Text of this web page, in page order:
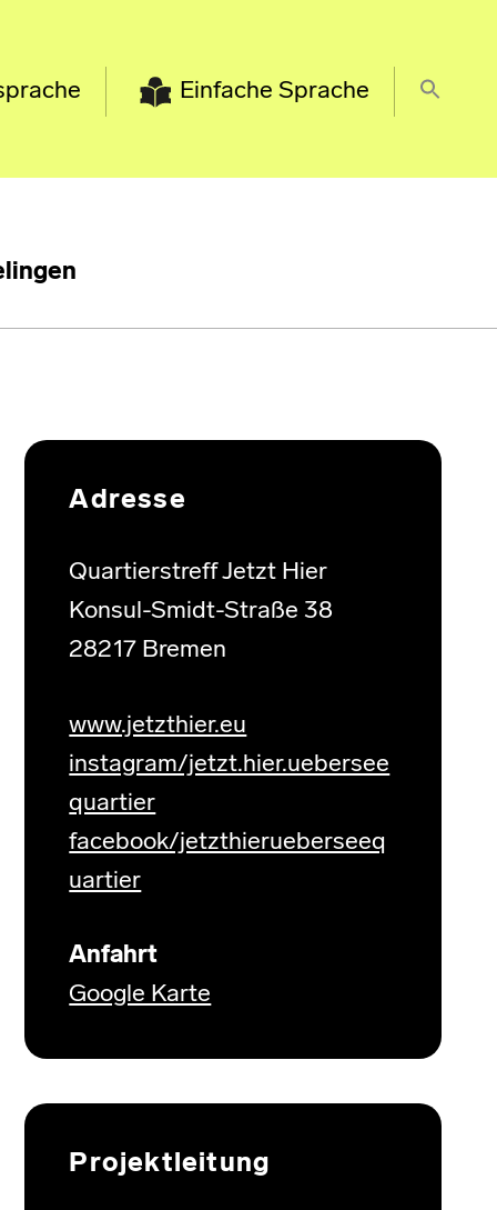
Einfache Sprache
Adresse
Quartierstreff Jetzt Hier
Konsul-Smidt-Straße 38
28217 Bremen
www.jetzthier.eu
instagram/jetzt.hier.uebersee
quartier
facebook/jetzthierueberseeq
uartier
Anfahrt
Google Karte
Projektleitung